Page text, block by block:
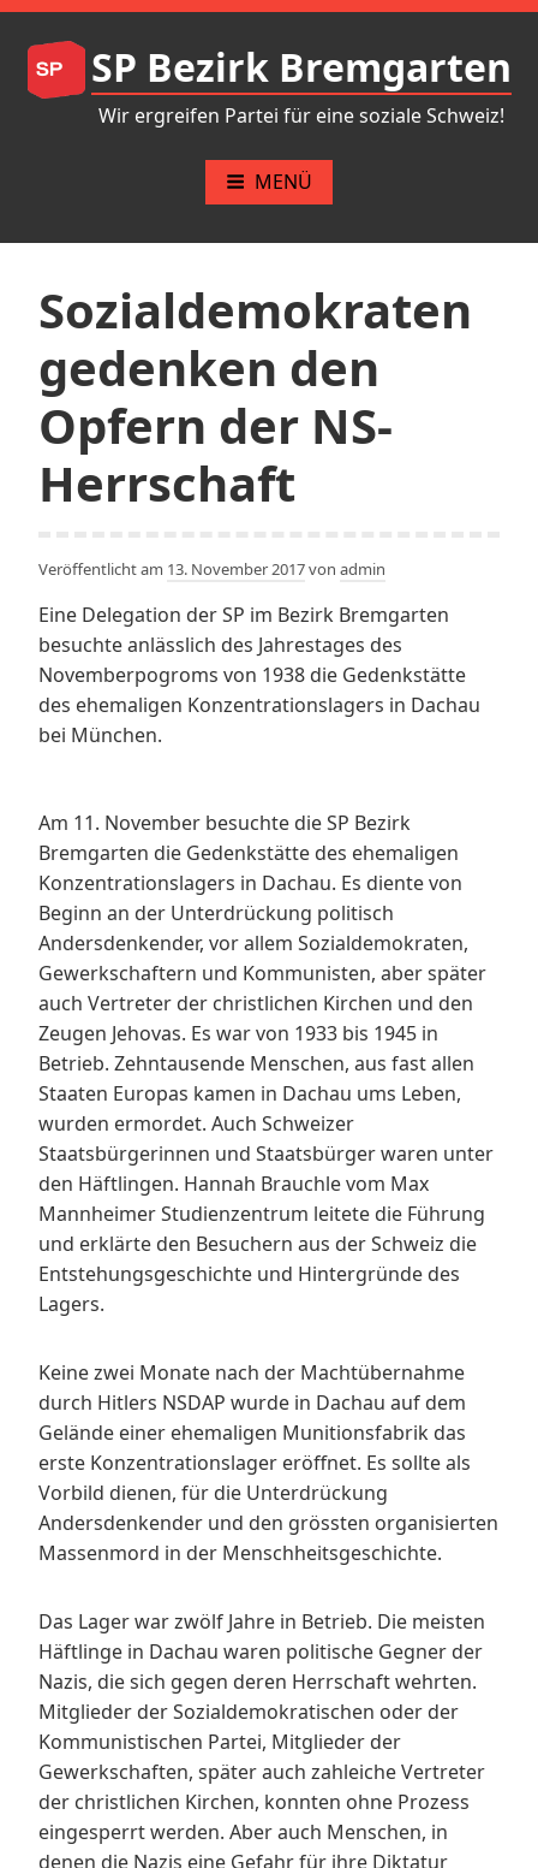
Zum
Inhalt
springen
SP Bezirk Bremgarten
Wir ergreifen Partei für eine soziale Schweiz!
MENÜ
Sozialdemokraten
gedenken den
Opfern der NS-
Herrschaft
Veröffentlicht am 13. November 2017von admin
Eine Delegation der SP im Bezirk Bremgarten
besuchte anlässlich des Jahrestages des
Novemberpogroms von 1938 die Gedenkstätte
des ehemaligen Konzentrationslagers in Dachau
bei München.
Am 11. November besuchte die SP Bezirk
Bremgarten die Gedenkstätte des ehemaligen
Konzentrationslagers in Dachau. Es diente von
Beginn an der Unterdrückung politisch
Andersdenkender, vor allem Sozialdemokraten,
Gewerkschaftern und Kommunisten, aber später
auch Vertreter der christlichen Kirchen und den
Zeugen Jehovas. Es war von 1933 bis 1945 in
Betrieb. Zehntausende Menschen, aus fast allen
Staaten Europas kamen in Dachau ums Leben,
wurden ermordet. Auch Schweizer
Staatsbürgerinnen und Staatsbürger waren unter
den Häftlingen. Hannah Brauchle vom Max
Mannheimer Studienzentrum leitete die Führung
und erklärte den Besuchern aus der Schweiz die
Entstehungsgeschichte und Hintergründe des
Lagers.
Keine zwei Monate nach der Machtübernahme
durch Hitlers NSDAP wurde in Dachau auf dem
Gelände einer ehemaligen Munitionsfabrik das
erste Konzentrationslager eröffnet. Es sollte als
Vorbild dienen, für die Unterdrückung
Andersdenkender und den grössten organisierten
Massenmord in der Menschheitsgeschichte.
Das Lager war zwölf Jahre in Betrieb. Die meisten
Häftlinge in Dachau waren politische Gegner der
Nazis, die sich gegen deren Herrschaft wehrten.
Mitglieder der Sozialdemokratischen oder der
Kommunistischen Partei, Mitglieder der
Gewerkschaften, später auch zahleiche Vertreter
der christlichen Kirchen, konnten ohne Prozess
eingesperrt werden. Aber auch Menschen, in
denen die Nazis eine Gefahr für ihre Diktatur